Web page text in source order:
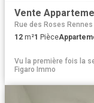
Vente
Rue des Roses Rennes
12 m²1 Pièce
Vu la première fois la
Figaro Immo